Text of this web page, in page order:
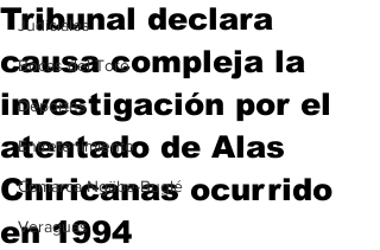
Judiciales
Bocas del Toro
Deportes
Entretenimiento
Comarca Ngäbe-Buglé
Veraguas
Tribunal declara
causa compleja la
investigación por el
atentado de Alas
Chiricanas ocurrido
en 1994